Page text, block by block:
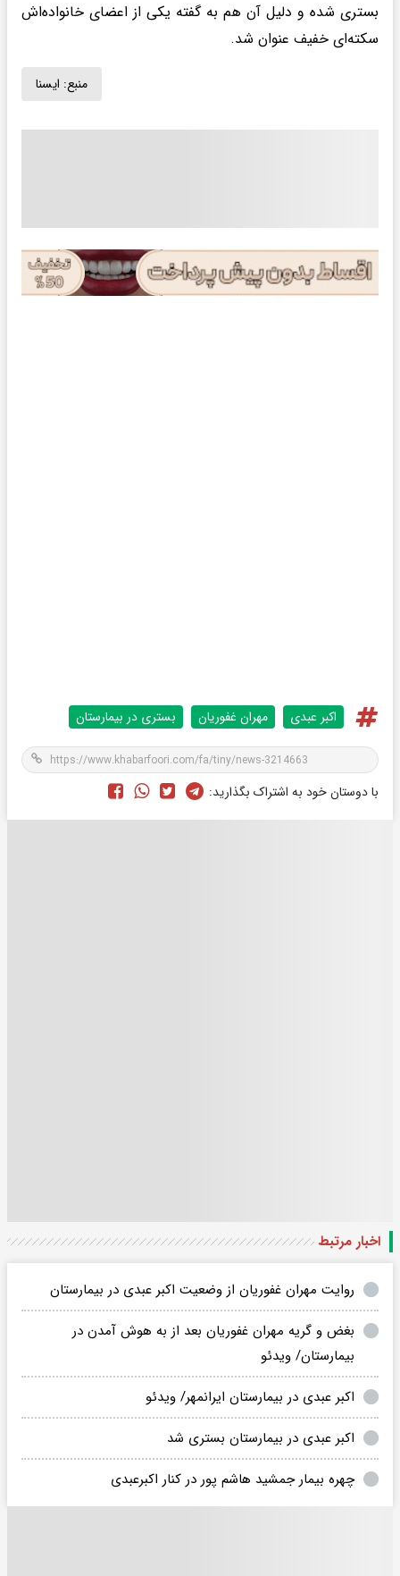
بستری شده و دلیل آن هم به گفته یکی از اعضای خانواده‌اش
سکته‌ای خفیف عنوان شد.
منبع: ايسنا
اکبر عبدی مهران غفوریان بستری در بیمارستان
با دوستان خود به اشتراک بگذارید:
اخبار مرتبط
روایت مهران غفوریان از وضعیت اکبر عبدی در بیمارستان
بغض و گریه مهران غفوریان بعد از به هوش آمدن در
بیمارستان/ ویدئو
اکبر عبدی در بیمارستان ایرانمهر/ ویدئو
اکبر عبدی در بیمارستان بستری شد
چهره بیمار جمشید هاشم پور در کنار اکبرعبدی